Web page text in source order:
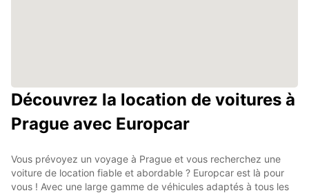
Découvrez la location de voitures à
Prague avec Europcar
Vous prévoyez un voyage à Prague et vous recherchez une
voiture de location fiable et abordable ? Europcar est là pour
vous ! Avec une large gamme de véhicules adaptés à tous les